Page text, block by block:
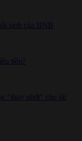
sinh của BNB
tiền?
"thay nhớt" cho tài